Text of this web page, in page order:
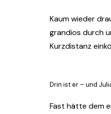
Kaum wieder
grandios durch
Kurzdistanz
Drin ist er – und
Fast hätte dem